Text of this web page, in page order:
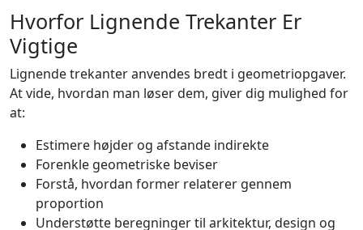
Hvorfor Lignende Trekanter Er
Vigtige
Lignende trekanter anvendes bredt i geometriopgaver.
At vide, hvordan man løser dem, giver dig mulighed for
at:
Estimere højder og afstande indirekte
Forenkle geometriske beviser
Forstå, hvordan former relaterer gennem
proportion
Understøtte beregninger til arkitektur, design og